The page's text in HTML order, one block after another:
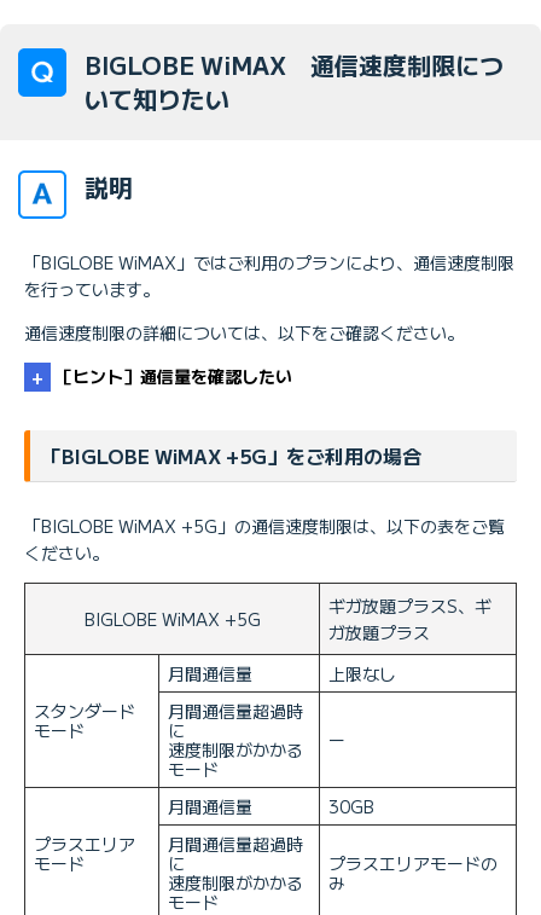
BIGLOBE WiMAX 通信速度制限につ
いて知りたい
説明
「BIGLOBE WiMAX」ではご利用のプランにより、通信速度制限
を行っています。
通信速度制限の詳細については、以下をご確認ください。
［ヒント］通信量を確認したい
「BIGLOBE WiMAX +5G」をご利用の場合
「BIGLOBE WiMAX +5G」の通信速度制限は、以下の表をご覧
ください。
BIGLOBE WiMAX +5G
ギガ放題プラスS、ギ
ガ放題プラス
スタンダード
モード
月間通信量
上限なし
月間通信量超過時
に
速度制限がかかる
モード
ー
プラスエリア
モード
月間通信量
30GB
月間通信量超過時
に
速度制限がかかる
モード
プラスエリアモードの
み